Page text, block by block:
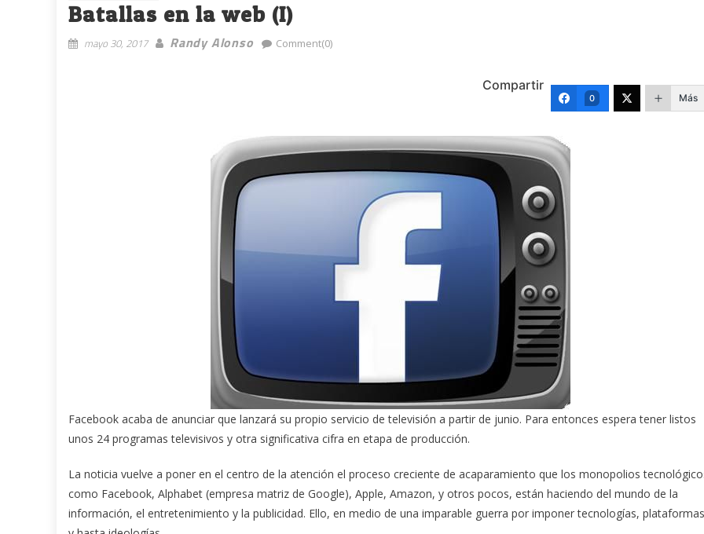
Batallas en la web (I)
mayo 30, 2017 Randy Alonso Comment(0)
Compartir
0 Más
Facebook acaba de anunciar que lanzará su propio servicio de televisión a partir de junio. Para entonces espera tener listos
unos 24 programas televisivos y otra significativa cifra en etapa de producción.
La noticia vuelve a poner en el centro de la atención el proceso creciente de acaparamiento que los monopolios
como Facebook, Alphabet (empresa matriz de Google), Apple, Amazon, y otros pocos, están haciendo del mundo de la
información, el entretenimiento y la publicidad. Ello, en medio de una imparable guerra por imponer tecnologías, plataformas